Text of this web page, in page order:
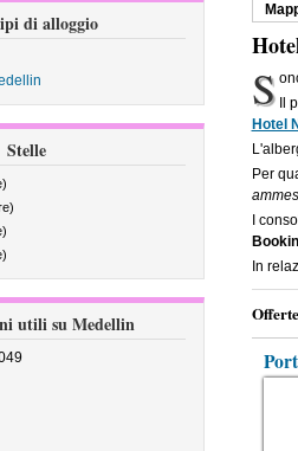
di alloggio
Stelle
utili su Medellin
S
Il
Hotel
Per
I
In